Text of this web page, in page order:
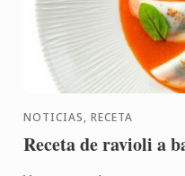
NOTICIAS, RECETA
Receta de ravioli a